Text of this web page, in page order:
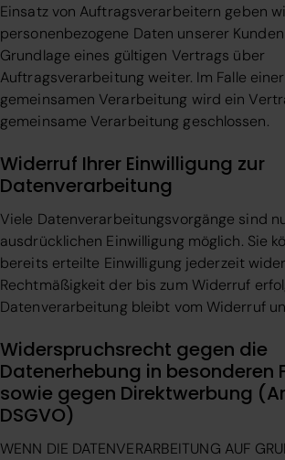
Einsatz von Auftragsverarbeitern geben
personenbezogene Daten unserer
Grundlage eines gültigen Vertrags über
Auftragsverarbeitung weiter. Im Falle einer
gemeinsamen Verarbeitung wird ein
gemeinsame Verarbeitung geschlossen.
Widerruf Ihrer Einwilligung zur
Datenverarbeitung
Viele Datenverarbeitungsvorgänge sind
ausdrücklichen Einwilligung möglich. Sie
bereits erteilte Einwilligung jederzeit
Rechtmäßigkeit der bis zum Widerruf
Datenverarbeitung bleibt vom Widerruf
Widerspruchsrecht gegen die
Datenerhebung in besonderen
sowie gegen Direktwerbung
DSGVO)
WENN DIE DATENVERARBEITUNG AUF